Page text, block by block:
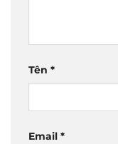
Tên *
Email *